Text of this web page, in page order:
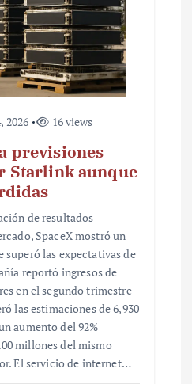
2026 16 views
previsiones
Starlink aunque
de resultados
SpaceX mostró un
las expectativas de
reportó ingresos de
en el segundo trimestre
las estimaciones de 6,930
aumento del 92%
millones del mismo
El servicio de internet…